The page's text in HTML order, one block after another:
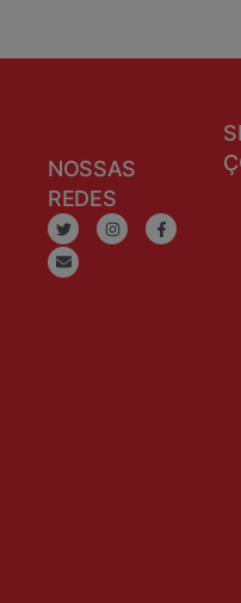
NOSSAS
REDES